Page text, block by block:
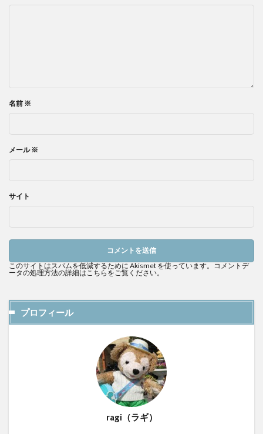
名前 ※
メール※
サイト
このサイトはスパムを低減するために Akismet を使っています。コメントデ
ータの処理方法の詳細はこちらをご覧ください。
プロフィール
ragi（ラギ）